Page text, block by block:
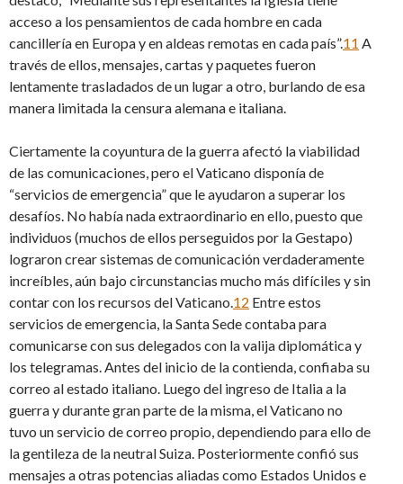
acceso a los pensamientos de cada hombre en cada
cancillería en Europa y en aldeas remotas en cada país”.11 A
través de ellos, mensajes, cartas y paquetes fueron
lentamente trasladados de un lugar a otro, burlando de esa
manera limitada la censura alemana e italiana.
Ciertamente la coyuntura de la guerra afectó la viabilidad
de las comunicaciones, pero el Vaticano disponía de
“servicios de emergencia” que le ayudaron a superar los
desafíos. No había nada extraordinario en ello, puesto que
individuos (muchos de ellos perseguidos por la Gestapo)
lograron crear sistemas de comunicación verdaderamente
increíbles, aún bajo circunstancias mucho más difíciles y sin
contar con los recursos del Vaticano. 12 Entre estos
servicios de emergencia, la Santa Sede contaba para
comunicarse con sus delegados con la valija diplomática y
los telegramas. Antes del inicio de la contienda, confiaba su
correo al estado italiano. Luego del ingreso de Italia a la
guerra y durante gran parte de la misma, el Vaticano no
tuvo un servicio de correo propio, dependiendo para ello de
la gentileza de la neutral Suiza. Posteriormente confió sus
mensajes a otras potencias aliadas como Estados Unidos e